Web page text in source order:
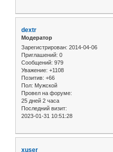
dextr
Модератор
Зарегистрирован: 2014-04-06
Приглашений: 0
Сообщений: 979
Уважение: +1108
Позитив: +66
Пол: Мужской
Провел на форуме:
25 дней 2 часа
Последний визит:
2023-01-31 10:51:28
xuser